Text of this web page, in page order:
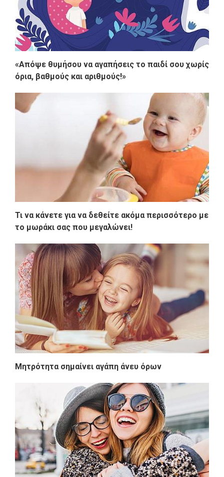
«Απόψε θυμήσου να αγαπήσεις το παιδί σου χωρίς
όρια, βαθμούς και αριθμούς!»
Τι να κάνετε για να δεθείτε ακόμα περισσότερο με
το μωράκι σας που μεγαλώνει!
Μητρότητα σημαίνει αγάπη άνευ όρων